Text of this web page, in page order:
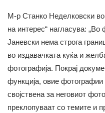
М-р Станко Неделковски во
на интерес“ нагласува:
Јаневски нема строга
во издавачката куќа и
фотографија. Покрај
функција, овие
својствена за неговиот
преклопуваат со темите и